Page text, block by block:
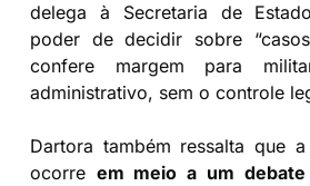
delega à Secretaria de
poder de decidir sobre
confere margem para
administrativo, sem o controle
Dartora também ressalta que
ocorre em meio a um debate